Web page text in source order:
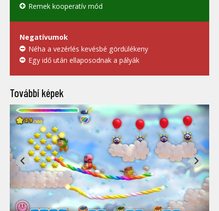
Remek kooperatív mód
Negatívumok
Néha a vezérlés kevésbé gördülékeny
Egy idő után ellaposodnak a pályák
További képek